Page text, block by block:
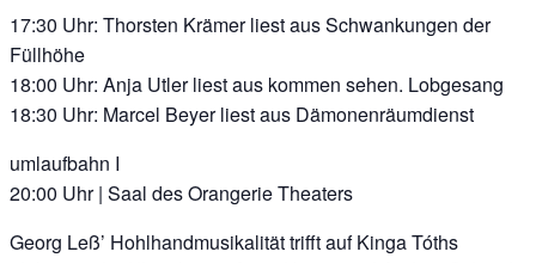
17:30 Uhr: Thorsten Krämer liest aus Schwankungen der
Füllhöhe
18:00 Uhr: Anja Utler liest aus kommen sehen. Lobgesang
18:30 Uhr: Marcel Beyer liest aus Dämonenräumdienst
umlaufbahn I
20:00 Uhr | Saal des Orangerie Theaters
Georg Leß’ Hohlhandmusikalität trifft auf Kinga Tóths